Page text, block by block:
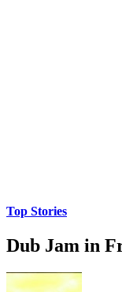
Top Stories
Dub Jam in